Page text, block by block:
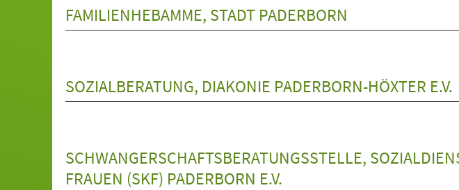
FAMILIENHEBAMME, STADT PADERBORN
SOZIALBERATUNG, DIAKONIE PADERBORN-HÖXTER E.V.
SCHWANGERSCHAFTSBERATUNGSSTELLE,
FRAUEN (SKF) PADERBORN E.V.